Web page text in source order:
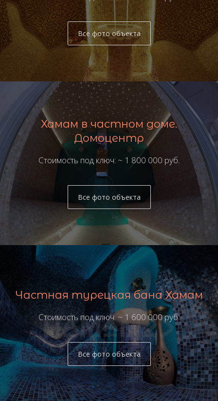
Все фото объекта
Хамам в частном доме.
Домоцентр
Стоимость под ключ: ~ 1 800 000 руб.
Все фото объекта
Частная турецкая бана Хамам
Стоимость под ключ: ~ 1 600 000 руб.
Все фото объекта